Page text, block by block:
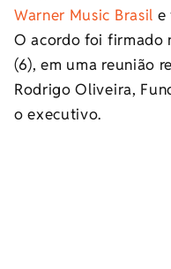
Warner Music Brasil e
O acordo foi firmado
(6), em uma reunião
Rodrigo Oliveira,
o executivo.